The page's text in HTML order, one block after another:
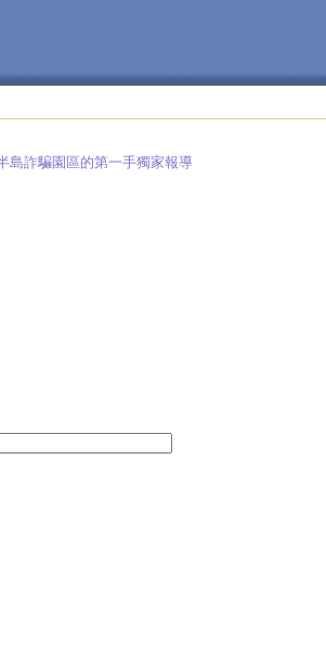
島詐騙園區的第一手獨家報導